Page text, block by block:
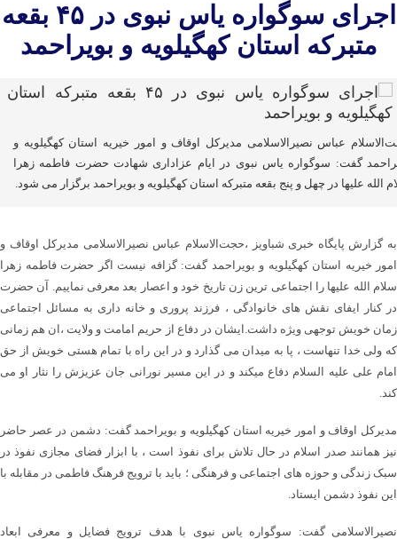
اجرای سوگواره یاس نبوی در ۴۵ بقعه
متبرکه استان کهگیلویه و بویراحمد
عباس نصیرالاسلامی مدیرکل اوقاف و امور خیریه استان کهگیلویه و
گفت: سوگواره یاس نبوی در ایام عزاداری شهادت حضرت فاطمه زهرا
الله علیها در چهل و پنج بقعه متبرکه استان کهگیلویه و بویراحمد برگزار می شود.
به گزارش پایگاه خبری شباویز ،حجت‌الاسلام عباس نصیرالاسلامی مدیرکل اوقاف و
امور خیریه استان کهگیلویه و بویراحمد گفت: گزافه نیست اگر حضرت فاطمه زهرا
سلام الله علیها را اجتماعی ترین زن تاریخ خود و اعصار بعد معرفی نماییم. آن حضرت
در کنار ایفای نقش های خانوادگی ، فرزند پروری و خانه داری به مسائل اجتماعی
زمان خویش توجهی ویژه داشت.ایشان در دفاع از حریم امامت و ولایت ،ان هم زمانی
که ولی خدا تنهاست ، پا به میدان می گذارد و در این راه با تمام هستی خویش از حق
امام علی علیه السلام دفاع میکند و در این مسیر نورانی جان عزیزش را نثار او می
کند.
مدیرکل اوقاف و امور خیریه استان کهگیلویه و بویراحمد گفت: دشمن در عصر حاضر
نیز همانند صدر اسلام در حال تلاش برای نفوذ است ، با ابزار فضای مجازی نفوذ در
سبک زندگی و حوزه های اجتماعی و فرهنگی ؛ باید با ترویج فرهنگ فاطمی در مقابله با
این نفوذ دشمن ایستاد.
نصیرالاسلامی گفت: سوگواره یاس نبوی با هدف ترویج فضایل و معرفی ابعاد